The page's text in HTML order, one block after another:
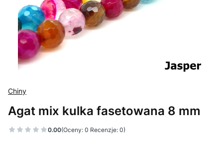
Chiny
Agat mix kulka fasetowana 8 mm
0.00(Oceny: 0 Recenzje: 0)